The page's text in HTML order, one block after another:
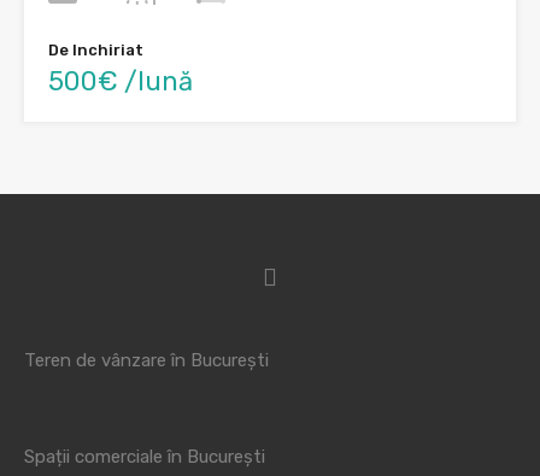
De Inchiriat
500€ /lună
Teren de vânzare în București
Spații comerciale în București